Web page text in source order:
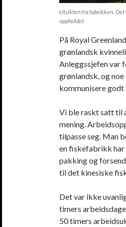
Utsikten fra fabrikken. Det
oppholdet.
På Royal
grønlandsk
Anleggssjefen var
grønlandsk, og
kommunisere godt
Vi ble raskt satt til
mening.
tilpasse seg. Man
en fiskefabrikk har
pakking og
til det kinesiske
Det var ikke
timers
50 timers